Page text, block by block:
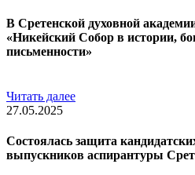
В Сретенской духовной
«Никейский Собор в истории,
письменности»
Читать далее
27.05.2025
Состоялась защита
выпускников аспирантуры